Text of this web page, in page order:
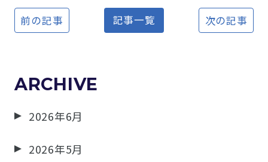
前の記事 記事一覧 次の記事
ARCHIVE
2026年6月
2026年5月